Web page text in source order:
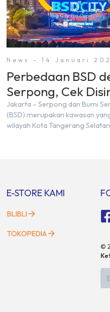
News - 14 Januari
Perbedaan BSD
Serpong, Cek
Jakarta – Serpong dan Bumi
(BSD) merupakan kawasan
wilayah Kota Tangerang
merupakan dua kawasan yang
E-STORE KAMI
BLIBLI
TOKOPEDIA
©